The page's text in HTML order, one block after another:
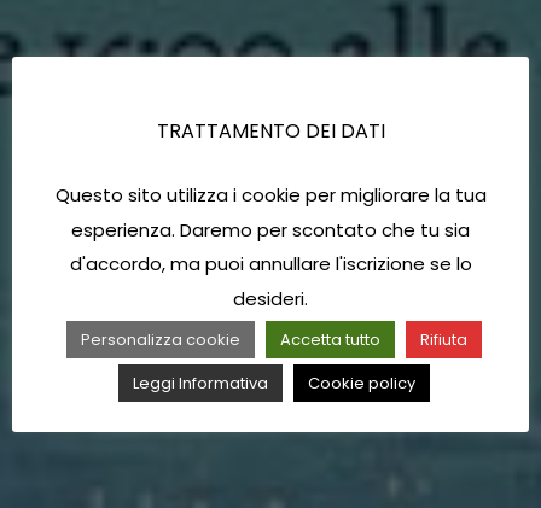
TRATTAMENTO DEI DATI
Questo sito utilizza i cookie per migliorare la tua
esperienza. Daremo per scontato che tu sia
d'accordo, ma puoi annullare l'iscrizione se lo
desideri.
Personalizza cookie Accetta tutto
Rifiuta
Leggi Informativa
Cookie policy